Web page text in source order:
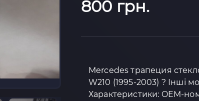
800 грн.
Mercedes трапеция
W210 (1995-2003) ? Інші
Характеристики: OEM-